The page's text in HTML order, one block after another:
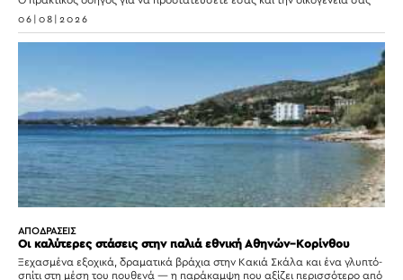
06|08|2026
ΑΠΟΔΡΑΣΕΙΣ
Οι καλύτερες στάσεις στην παλιά εθνική Αθηνών–Κορίνθου
Ξεχασμένα εξοχικά, δραματικά βράχια στην Κακιά Σκάλα και ένα γλυπτό-
σπίτι στη μέση του πουθενά — η παράκαμψη που αξίζει περισσότερο από